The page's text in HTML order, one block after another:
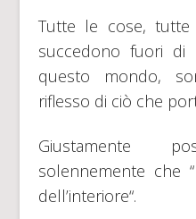
Tutte le cose,
succedono fuori di
questo mondo,
riflesso di ciò che
Giustamente
solennemente che
dell’interiore“.